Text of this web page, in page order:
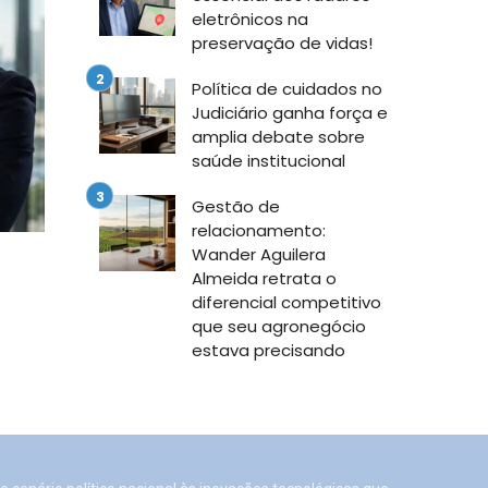
eletrônicos na
preservação de vidas!
Política de cuidados no
Judiciário ganha força e
amplia debate sobre
saúde institucional
Gestão de
relacionamento:
Wander Aguilera
Almeida retrata o
diferencial competitivo
que seu agronegócio
estava precisando